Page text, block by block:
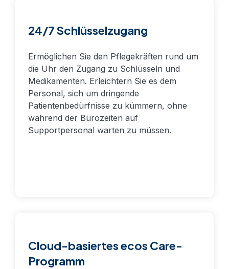
24/7 Schlüsselzugang
Ermöglichen Sie den Pflegekräften rund um
die Uhr den Zugang zu Schlüsseln und
Medikamenten. Erleichtern Sie es dem
Personal, sich um dringende
Patientenbedürfnisse zu kümmern, ohne
während der Bürozeiten auf
Supportpersonal warten zu müssen.
Cloud-basiertes ecos Care-
Programm